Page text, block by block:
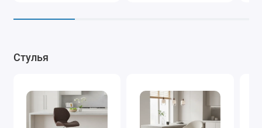
Стулья